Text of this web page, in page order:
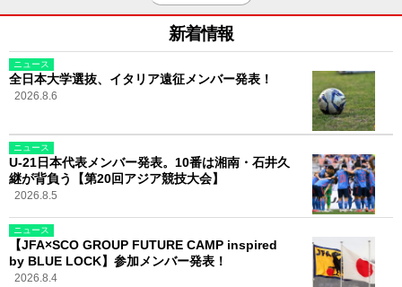
新着情報
ニュース
全日本大学選抜、イタリア遠征メンバー発表！
2026.8.6
ニュース
U-21日本代表メンバー発表。10番は湘南・石井久
継が背負う【第20回アジア競技大会】
2026.8.5
ニュース
【JFA×SCO GROUP FUTURE CAMP inspired
by BLUE LOCK】参加メンバー発表！
2026.8.4